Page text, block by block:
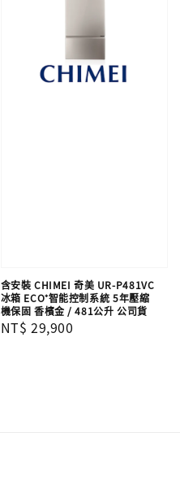
含安裝 CHIMEI 奇美 UR-P481VC
冰箱 ECO⁺智能控制系統 5年壓縮
機保固 香檳金 / 481公升 公司貨
Regular
NT$ 29,900